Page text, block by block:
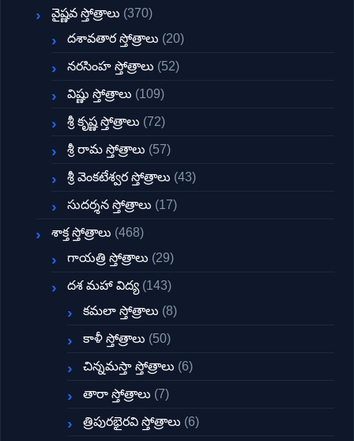
వైష్ణవ స్తోత్రాలు (370)
దశావతార స్తోత్రాలు (20)
నరసింహ స్తోత్రాలు (52)
విష్ణు స్తోత్రాలు (109)
శ్రీ కృష్ణ స్తోత్రాలు (72)
శ్రీ రామ స్తోత్రాలు (57)
శ్రీ వెంకటేశ్వర స్తోత్రాలు (43)
సుదర్శన స్తోత్రాలు (17)
శాక్త స్తోత్రాలు (468)
గాయత్రి స్తోత్రాలు (29)
దశ మహా విద్య (143)
కమలా స్తోత్రాలు (8)
కాళీ స్తోత్రాలు (50)
చిన్నమస్తా స్తోత్రాలు (6)
తారా స్తోత్రాలు (7)
త్రిపురభైరవి స్తోత్రాలు (6)